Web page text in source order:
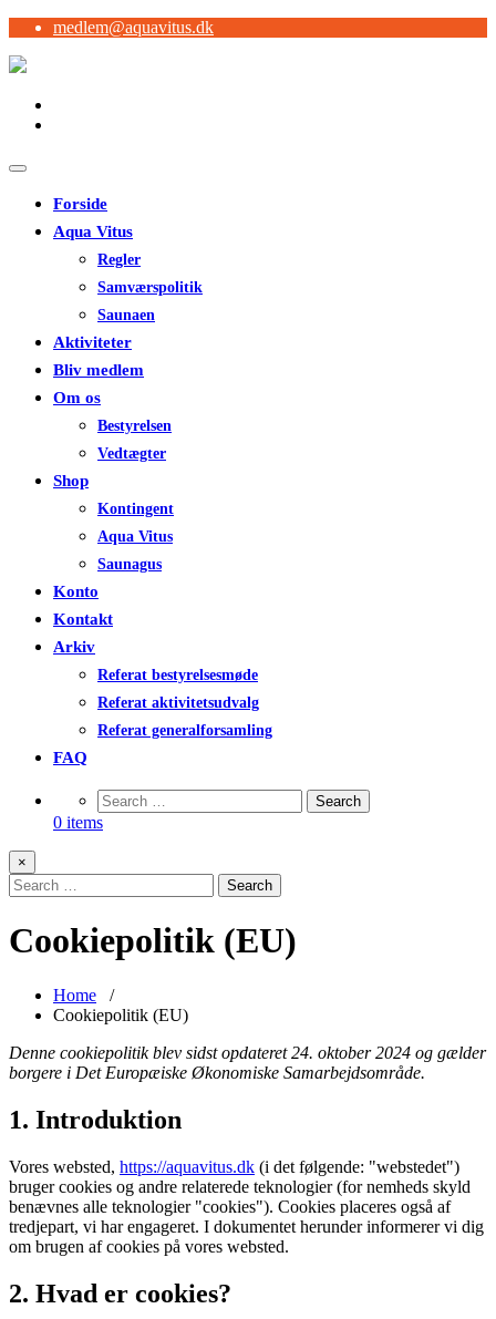
medlem@aquavitus.dk
Forside
Aqua Vitus
Regler
Samværspolitik
Saunaen
Aktiviteter
Bliv medlem
Om os
Bestyrelsen
Vedtægter
Shop
Kontingent
Aqua Vitus
Saunagus
Konto
Kontakt
Arkiv
Referat bestyrelsesmøde
Referat aktivitetsudvalg
Referat generalforsamling
FAQ
0 items
×
Cookiepolitik (EU)
Home /
Cookiepolitik (EU)
Denne cookiepolitik blev sidst opdateret 24. oktober 2024 og gælder
borgere i Det Europæiske Økonomiske Samarbejdsområde.
1. Introduktion
Vores websted, https://aquavitus.dk (i det følgende: "webstedet")
bruger cookies og andre relaterede teknologier (for nemheds skyld
benævnes alle teknologier "cookies"). Cookies placeres også af
tredjepart, vi har engageret. I dokumentet herunder informerer vi dig
om brugen af ​​cookies på vores websted.
2. Hvad er cookies?